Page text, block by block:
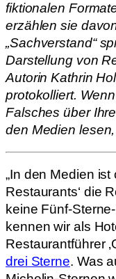
fiktionalen
erzählen sie
„Sachverstand“
Darstellung von
Autorin Kathrin
protokolliert.
Falsches über
den Medien
„In den Medien ist
Restaurants‘ die
keine Fünf-
kennen wir als
Restaurantführer
drei Sterne. Was